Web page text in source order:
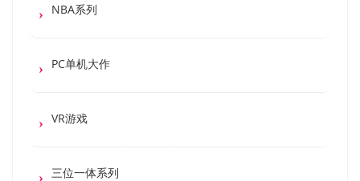
NBA系列
PC单机大作
VR游戏
三位一体系列